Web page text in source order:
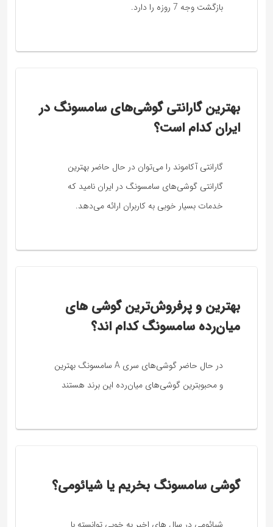
بازگشت وجه 7 روزه را دارد.
بهترین گارانتی گوشی‌های سامسونگ در
ایران کدام است؟
گارانتی آکاموند را می‌توان در حال حاضر بهترین
گارانتی گوشی‌‌‌های سامسونگ در ایران نامید که
خدمات بسیار خوبی به کاربران ارائه می‌دهد.
بهترین و پرفروش‌ترین گوشی های
میان‌رده سامسونگ کدام اند؟
در حال حاضر گوشی‌های سری A سامسونگ بهترین
و محبوبترین گوشی‌های میان‌رده این برند هستند
گوشی سامسونگ بخریم یا شیائومی؟